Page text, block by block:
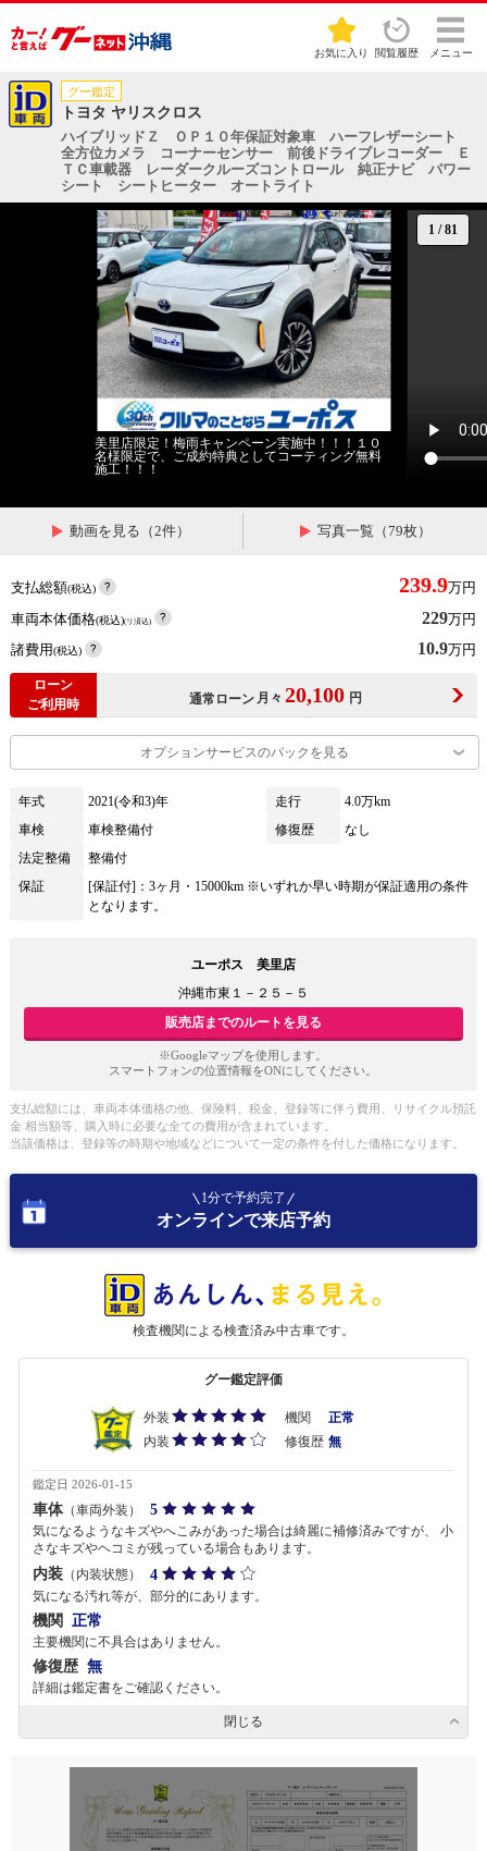
お気に入り 閲覧履歴 メニュー
グー鑑定
トヨタ ヤリスクロス
ハイブリッドＺ ＯＰ１０年保証対象車 ハーフレザーシート
全方位カメラ コーナーセンサー 前後ドライブレコーダー Ｅ
ＴＣ車載器 レーダークルーズコントロール 純正ナビ パワー
シート シートヒーター オートライト
1 /81
美里店限定！梅雨キャンペーン実施中！！！１０
名様限定で、ご成約特典としてコーティング無料
施工！！！
動画を見る（2件） 写真一覧（79枚）
支払総額(税込) 239.9万円
車両本体価格(税込)(リ済込) 229万円
諸費用(税込) 10.9万円
ローン
ご利用時
通常ローン 月々 20,100 円
オプションサービスのパックを見る
年式 2021(令和3)年 走行
4.0万km
車検
車検整備付 修復歴
なし
法定整備
整備付
保証
[保証付]：3ヶ月・15000km ※いずれか早い時期が保証適用の条件
となります。
ユーポス 美里店
沖縄市東１－２５－５
販売店までのルートを見る
※Googleマップを使用します。
スマートフォンの位置情報をONにしてください。
支払総額には、車両本体価格の他、保険料、税金、登録等に伴う費用、リサイクル預託
金 相当額等、購入時に必要な全ての費用が含まれています。
当該価格は、登録等の時期や地域などについて一定の条件を付した価格になります。
1分で予約完了
オンラインで来店予約
検査機関による検査済み中古車です。
グー鑑定評価
外装 機関
正常
内装
修復歴 無
鑑定日 2026-01-15
車体（車両外装） 5
気になるようなキズやへこみがあった場合は綺麗に補修済みですが、 小
さなキズやヘコミが残っている場合もあります。
内装 （内装状態） 4
気になる汚れ等が、部分的にあります。
機関 正常
主要機関に不具合はありません。
修復歴 無
詳細は鑑定書をご確認ください。
閉じる